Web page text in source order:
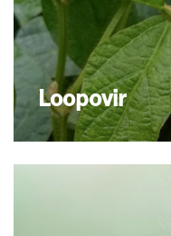
Loopovir